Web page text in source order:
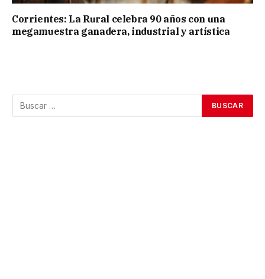
Corrientes: La Rural celebra 90 años con una
megamuestra ganadera, industrial y artística